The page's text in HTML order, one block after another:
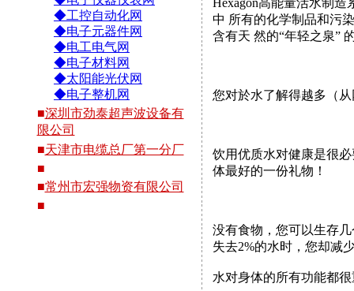
◆工控自动化网
◆电子元器件网
◆电工电气网
◆电子材料网
◆太阳能光伏网
◆电子整机网
■深圳市劲泰超声波设备有
限公司
■天津市电缆总厂第一分厂
■
■常州市宏强物资有限公司
■
Hexagon高能量活水制
中 所有的化学制品和污
含有天 然的“年轻之泉”
您对於水了解得越多（
饮用优质水对健康是很
体最好的一份礼物！
没有食物，您可以生存
失去2%的水时，您却减
水对身体的所有功能都